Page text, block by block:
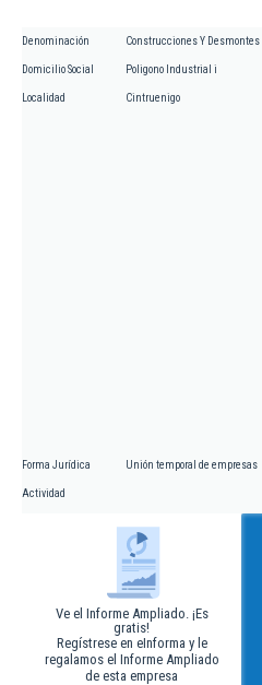
Denominación Construcciones Y Desmontes
Domicilio Social Poligono Industrial i
Localidad Cintruenigo
Forma Jurídica Unión temporal de empresas
Actividad
Ve el Informe Ampliado. ¡Es
gratis!
Regístrese en eInforma y le
regalamos el Informe Ampliado
de esta empresa